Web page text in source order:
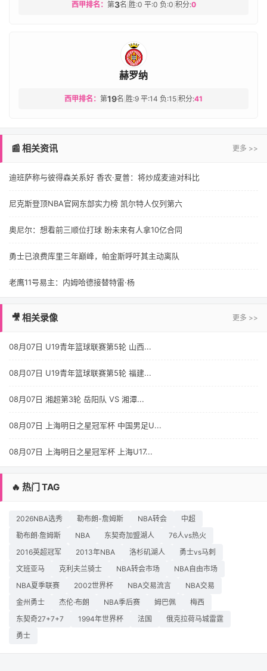
西甲排名： 第3名 胜:0 平:0 负:0 积分:0
赫罗纳
西甲排名： 第19名 胜:9 平:14 负:15 积分:41
📰 相关资讯 更多 >>
迪班萨称与彼得森关系好 香农·夏普：将炒成麦迪对科比
尼克斯登顶NBA官网东部实力榜 凯尔特人仅列第六
奥尼尔：想看前三顺位打球 盼未来有人拿10亿合同
勇士已浪费库里三年巅峰，帕金斯呼吁其主动离队
老鹰11号易主：内姆哈德接替特雷·杨
🎥 相关录像 更多 >>
08月07日 U19青年篮球联赛第5轮 山西...
08月07日 U19青年篮球联赛第5轮 福建...
08月07日 湘超第3轮 岳阳队 VS 湘潭...
08月07日 上海明日之星冠军杯 中国男足U...
08月07日 上海明日之星冠军杯 上海U17...
🔥 热门 TAG
2026NBA选秀 勒布朗-詹姆斯 NBA转会
中超
勒布朗·詹姆斯
NBA 东契奇加盟湖人
76人vs热火
2016英超冠军
2013年NBA 洛杉矶湖人
勇士vs马刺
文班亚马
克利夫兰骑士 NBA转会市场
NBA自由市场
NBA夏季联赛
2002世界杯 NBA交易流言
NBA交易
金州勇士
杰伦·布朗 NBA季后赛 姆巴佩
梅西
东契奇27+7+7
1994年世界杯 法国
俄克拉荷马城雷霆
勇士